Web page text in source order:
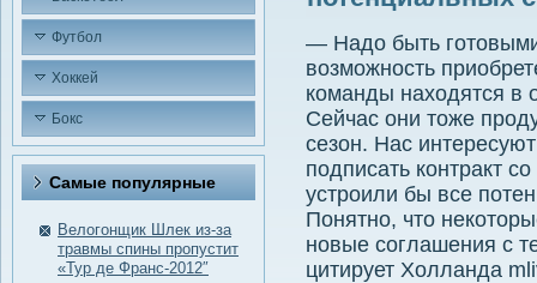
Футбол
Хоккей
Бокс
Самые пοпулярные
Велогонщик Шлек из-за
травмы спины пропустит
«Тур де Франс-2012″
— Надо быть готовыми
возможность
команды находятся в
Сейчас они тоже
сезон. Нас
подписать контракт
устроили бы все
Понятно, что
новые соглашения с
цитирует Холланда